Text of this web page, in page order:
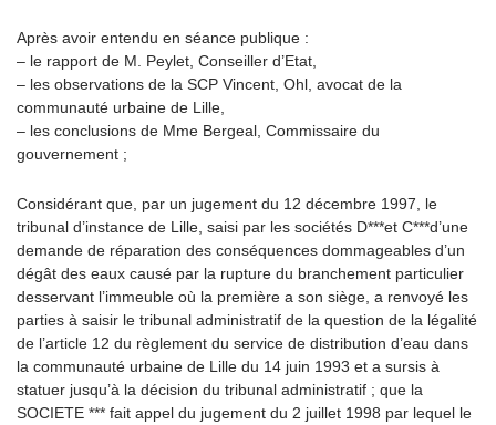
Après avoir entendu en séance publique :
– le rapport de M. Peylet, Conseiller d’Etat,
– les observations de la SCP Vincent, Ohl, avocat de la
communauté urbaine de Lille,
– les conclusions de Mme Bergeal, Commissaire du
gouvernement ;
Considérant que, par un jugement du 12 décembre 1997, le
tribunal d’instance de Lille, saisi par les sociétés D***et C***d’une
demande de réparation des conséquences dommageables d’un
dégât des eaux causé par la rupture du branchement particulier
desservant l’immeuble où la première a son siège, a renvoyé les
parties à saisir le tribunal administratif de la question de la légalité
de l’article 12 du règlement du service de distribution d’eau dans
la communauté urbaine de Lille du 14 juin 1993 et a sursis à
statuer jusqu’à la décision du tribunal administratif ; que la
SOCIETE *** fait appel du jugement du 2 juillet 1998 par lequel le